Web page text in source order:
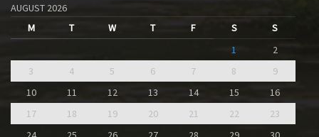
AUGUST 2026
M
T W T F S
S
1
2
3
4 5 6 7 8
9
10
11 12 13 14 15
16
17
18 19 20 21 22
23